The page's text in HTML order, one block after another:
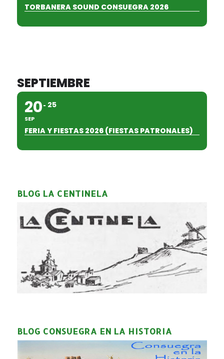
TORBANERA SOUND CONSUEGRA 2026
SEPTIEMBRE
20
SEP
25
FERIA Y FIESTAS 2026 (FIESTAS PATRONALES)
BLOG LA CENTINELA
BLOG CONSUEGRA EN LA HISTORIA